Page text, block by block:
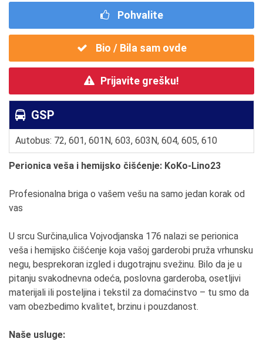
Pohvalite
Bio / Bila sam ovde
Prijavite grešku!
GSP
Autobus: 72, 601, 601N, 603, 603N, 604, 605, 610
Perionica veša i hemijsko čišćenje: KoKo-Lino23
Profesionalna briga o vašem vešu na samo jedan korak od
vas
U srcu Surčina,ulica Vojvodjanska 176 nalazi se perionica
veša i hemijsko čišćenje koja vašoj garderobi pruža vrhunsku
negu, besprekoran izgled i dugotrajnu svežinu. Bilo da je u
pitanju svakodnevna odeća, poslovna garderoba, osetljivi
materijali ili posteljina i tekstil za domaćinstvo – tu smo da
vam obezbedimo kvalitet, brzinu i pouzdanost.
Naše usluge: